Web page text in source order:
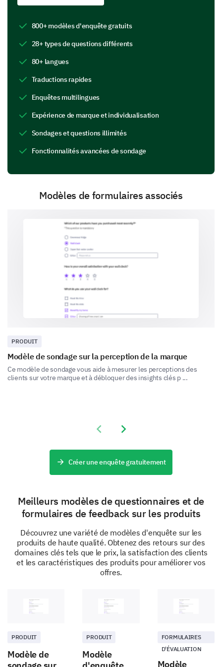
Réputation de la marque
Autre (veuillez spécifier)
Préférences tarifaires
Maintenant, plongeons dans les spécificités de vos
vous voyez dans nos produits.
Comment évalueriez-vous le prix actuel de nos
produits ?
Seriez-vous prêt à payer un supplément pour
des fonctionnalités supplémentaires ou une
meilleure qualité ?
Oui Non
Quelle est la probabilité que vous achetiez
notre produit aux prix suivants ?
Augmenter
Point de prix 2
Point de prix 3
Point de prix 4
800+ modèles d'enquête gratuits
28+ types de questions différents
80+ langues
Traductions rapides
Enquêtes multilingues
Expérience de marque et individualisation
Sondages et questions illimités
Fonctionnalités avancées de sondage
Modèles de formulaires associés
PRODUIT
Modèle de sondage sur la perception de la marque
Ce modèle de sondage vous aide à mesurer les perceptions des
clients sur votre marque et à débloquer des insights clés p ...
Previous slide
Next slide
Créer une enquête gratuitement
Meilleurs modèles de questionnaires et de
formulaires de feedback sur les produits
Découvrez une variété de modèles d'enquête sur les
produits de haute qualité. Obtenez des retours sur des
domaines clés tels que le prix, la satisfaction des clients
et les caractéristiques des produits pour améliorer vos
offres.
PRODUIT
Modèle de
PRODUIT
Modèle
FORMULAIRES
D'ÉVALUATION
Modèle